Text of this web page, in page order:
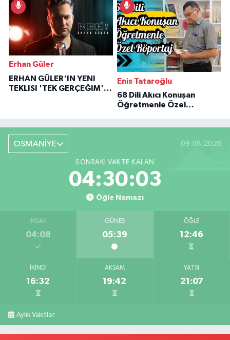
Erhan Güler
ERHAN GÜLER'IN YENI
TEKLISI 'TEK GERÇEĞIM'LE
Enis Tataroğlu
68 Dili Akıcı Konuşan
Öğretmenle Özel
OSMANİYE 09.08.2026
SONRAKI VAKTE KALAN
04:30:02
Öğle Namazı
İMSAK
04:08
GÜNEŞ
05:39
ÖĞLE
12:46
İKINDI
16:32
AKŞAM
19:42
YATSI
21:07
Aylık Vakitler